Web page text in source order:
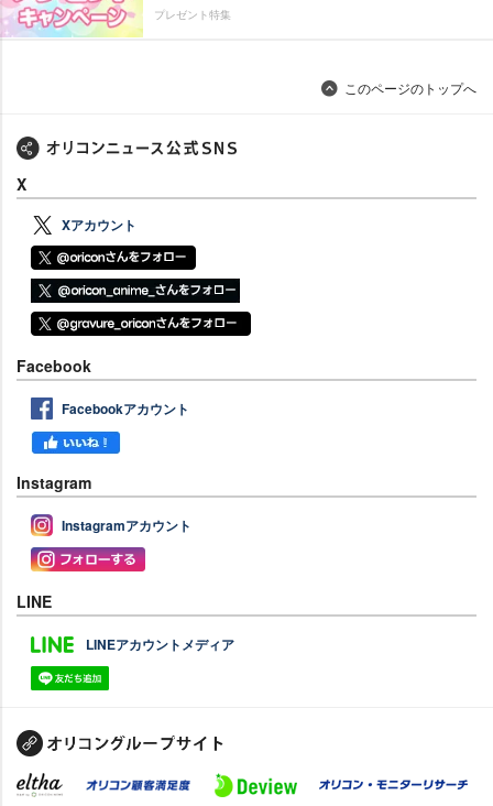
プレゼント特集
このページのトップへ
X
Xアカウント
Facebook
Facebookアカウント
Instagram
Instagramアカウント
LINE
LINEアカウントメディア